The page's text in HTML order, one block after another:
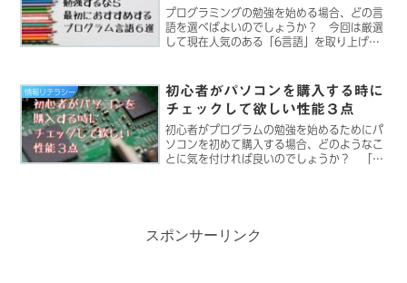
プログラミングの勉強を始める場合、どの言
語を選べばよいのでしょうか？ 今回は厳選
して現在人気のある「6言語」を取り上げ
ぜひ参考にしてみてください。
情報リテラシー
初心者がパソコンを購入する時に
チェックして欲しい性能３点
初心者がプログラムの勉強を始めるためにパ
ソコンを初めて購入する場合、どのようなこ
とに気を付ければ良いのでしょうか？ 「と
スポンサーリンク